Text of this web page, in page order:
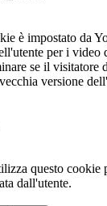
è impostato da
per i video
se il visitatore
versione
questo cookie
dall'utente.